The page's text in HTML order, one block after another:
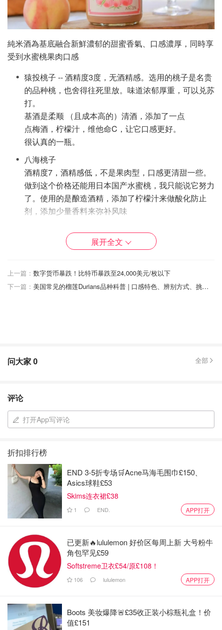
純米酒為基底融合新鮮濃郁的甜蜜香氣、口感濃厚，同時享
受到水蜜桃果肉口感
猿投桃子 -- 酒精度3度，无酒精感。选用的桃子是名贵
的品种桃，也舍得往死里放。味道浓郁厚重，可以兑苏
打。
基酒是柔顺 （且成本高的）清酒，添加了一点
点梅酒，柠檬汁，维他命C，让它口感更好。
很认真的一瓶。
八海桃子
酒精度7，酒精感低，不是果肉型，口感更清甜一些。
做到这个价格还能用日本国产水蜜桃，我只能说它努力
了。使用的是酿造酒精，添加了柠檬汁来做酸化防止
剂，添加少量香料来弥补风味
个，它家用得很大气。代价是可怜的酒厂为了省点成
本，到了桃子季要漫山遍野亲自摘桃子，还得连夜削皮
酿酒。跟蜜桃口感不一样
缺点是不适合兑苏打水，很快就喝完了。
它酿得很认真。很贵的清水白桃，有点贵的冰糖，品质
不错的连续蒸馏烧酒，防酸化剂依然是维C。没有添加
但最昂贵的成本是时间。这瓶不是调配酒，而是真正用
桃子酿的酒。把桃子仔细剥皮后，放入基酒中，花上大
半年才能酿成。所以它喝起来，带有一丝发酵的柔顺香
气。
味道是任何酒厂都无法复制‼️
展开全文
上一篇： 数字货币暴跌！比特币暴跌至24,000美元/枚以下
下一篇：
美国常见的榴莲Durians品种科普 | 口感特色、辨别方式、挑选技巧、花样吃法、榴莲味美食推荐
问大家0 全部
评论
打开App写评论
折扣排行榜
END 3-5折专场🛒Acne马海毛围巾£150、
Asics球鞋£53
Skims连衣裙£38
1 END. APP打开
已更新🔥lululemon 好价区每周上新 大号粉牛
角包罕见£59
Softstreme卫衣£54/原£108！
106 lululemon APP打开
Boots 美妆爆降🚨£35收正装小棕瓶礼盒！价
值£151